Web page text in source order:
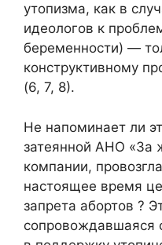
утопизма, как в
идеологов к
беременности) —
конструктивному
(6, 7, 8).
Не напоминает ли
затеянной АНО «За
компании,
настоящее время
запрета абортов ?
сопровождавшаяся